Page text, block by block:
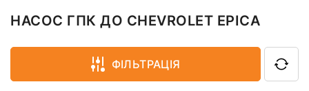
НАСОС ГПК ДО CHEVROLET EPICA
ФІЛЬТРАЦІЯ